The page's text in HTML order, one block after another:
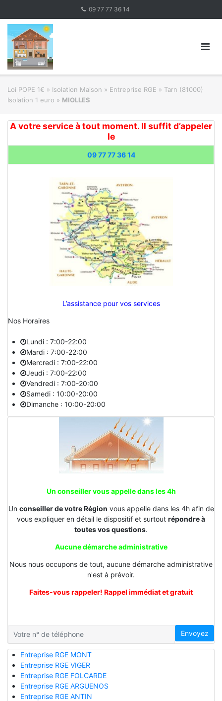
content
09 77 77 36 14
Loi POPE 1€ » Isolation Maison » Entreprise RGE » Tarn (81000)
Isolation 1 euro » MIOLLES
A votre service à tout moment. Il suffit d’appeler
le
09 77 77 36 14
L’assistance pour vos services
Nos Horaires
Lundi : 7:00-22:00
Mardi : 7:00-22:00
Mercredi : 7:00-22:00
Jeudi : 7:00-22:00
Vendredi : 7:00-20:00
Samedi : 10:00-20:00
Dimanche : 10:00-20:00
Un conseiller vous appelle dans les 4h
Un conseiller de votre Région vous appelle dans les 4h afin de
vous expliquer en détail le dispositif et surtout répondre à
toutes vos questions.
Aucune démarche administrative
Nous nous occupons de tout, aucune démarche administrative
n'est à prévoir.
Faites-vous rappeler! Rappel immédiat et gratuit
Envoyez
Entreprise RGE MONT
Entreprise RGE VIGER
Entreprise RGE FOLCARDE
Entreprise RGE ARGUENOS
Entreprise RGE ANTIN